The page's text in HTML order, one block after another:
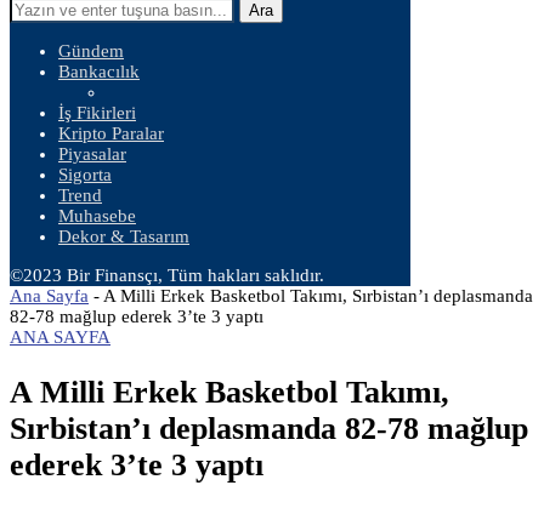
Ara
Gündem
Bankacılık
İş Fikirleri
Kripto Paralar
Piyasalar
Sigorta
Trend
Muhasebe
Dekor & Tasarım
©2023 Bir Finansçı, Tüm hakları saklıdır.
Ana Sayfa - A Milli Erkek Basketbol Takımı, Sırbistan’ı deplasmanda
82-78 mağlup ederek 3’te 3 yaptı
ANA SAYFA
A Milli Erkek Basketbol Takımı,
Sırbistan’ı deplasmanda 82-78 mağlup
ederek 3’te 3 yaptı